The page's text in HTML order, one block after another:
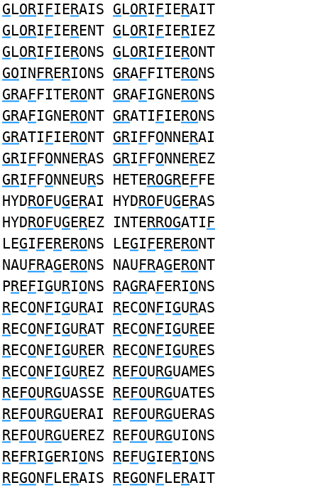
GLORIFIERAIS GLORIFIERAIT
GLORIFIERENT GLORIFIERIEZ
GLORIFIERONS GLORIFIERONT
GOINFRERIONS GRAFFITERONS
GRAFFITERONT GRAFIGNERONS
GRAFIGNERONT GRATIFIERONS
GRATIFIERONT GRIFFONNERAI
GRIFFONNERAS GRIFFONNEREZ
GRIFFONNEURS HETEROGREFFE
HYDROFUGERAI HYDROFUGERAS
HYDROFUGEREZ INTERROGATIF
LEGIFERERONS LEGIFERERONT
NAUFRAGERONS NAUFRAGERONT
PREFIGURIONS RAGRAFERIONS
RECONFIGURAI RECONFIGURAS
RECONFIGURAT RECONFIGUREE
RECONFIGURER RECONFIGURES
RECONFIGUREZ REFOURGUAMES
REFOURGUASSE REFOURGUATES
REFOURGUERAI REFOURGUERAS
REFOURGUEREZ REFOURGUIONS
REFRIGERIONS REFUGIERIONS
REGONFLERAIS REGONFLERAIT